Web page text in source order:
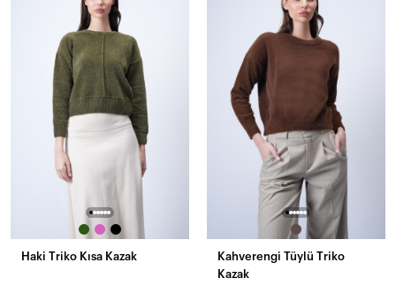
Haki Triko Kısa Kazak
Kahverengi Tüylü Triko
Kazak